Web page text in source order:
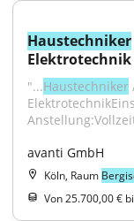
Haustechniker
Elektrotechnik
"...Haustechniker
avanti GmbH
Köln, Raum
Von 25.700,00 €